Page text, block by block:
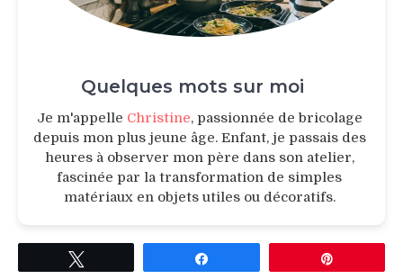
Quelques mots sur moi
Je m'appelle Christine, passionnée de bricolage
depuis mon plus jeune âge. Enfant, je passais des
heures à observer mon père dans son atelier,
fascinée par la transformation de simples
matériaux en objets utiles ou décoratifs.